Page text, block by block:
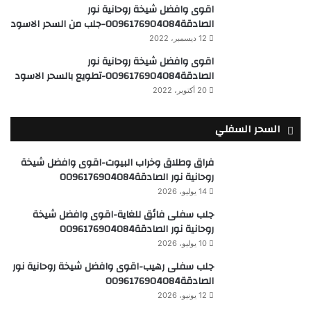
اقوى وافضل شيخة روحانية نور
الصادقة0096176904084-جلب من السحر الاسود
12 ديسمبر، 2022
اقوى وافضل شيخة روحانية نور
الصادقة0096176904084-تطويع بالسحر الاسود
20 أكتوبر، 2022
السحر السفلي
فراق وطلاق وخراب البيوت-اقوى وافضل شيخة
روحانية نور الصادقة0096176904084
14 يوليو، 2026
جلب سفلى فائق للغاية-اقوى وافضل شيخة
روحانية نور الصادقة0096176904084
10 يوليو، 2026
جلب سفلى رهيب-اقوى وافضل شيخة روحانية نور
الصادقة0096176904084
12 يونيو، 2026